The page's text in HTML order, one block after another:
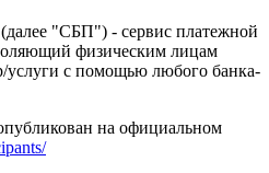
"СБП") - сервис платежной
физическим лицам
услуги с помощью любого банка-
на официальном